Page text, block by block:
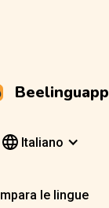
Beelinguapp
Italiano
Impara le lingue